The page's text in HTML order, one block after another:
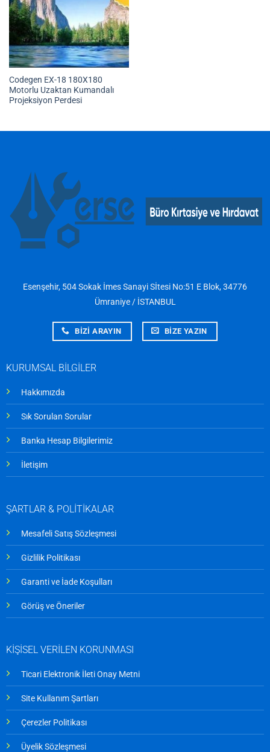
Codegen EX-18 180X180
Motorlu Uzaktan Kumandalı
Projeksiyon Perdesi
Esenşehir, 504 Sokak İmes Sanayi Sİtesi No:51 E Blok, 34776
Ümraniye / İSTANBUL
BİZİ ARAYIN BİZE YAZIN
KURUMSAL BİLGİLER
Hakkımızda
Sık Sorulan Sorular
Banka Hesap Bilgilerimiz
İletişim
ŞARTLAR & POLİTİKALAR
Mesafeli Satış Sözleşmesi
Gizlilik Politikası
Garanti ve İade Koşulları
Görüş ve Öneriler
KİŞİSEL VERİLEN KORUNMASI
Ticari Elektronik İleti Onay Metni
Site Kullanım Şartları
Çerezler Politikası
Üyelik Sözleşmesi